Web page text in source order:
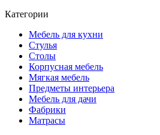
Категории
Мебель для кухни
Стулья
Столы
Корпусная мебель
Мягкая мебель
Предметы интерьера
Мебель для дачи
Фабрики
Матраcы